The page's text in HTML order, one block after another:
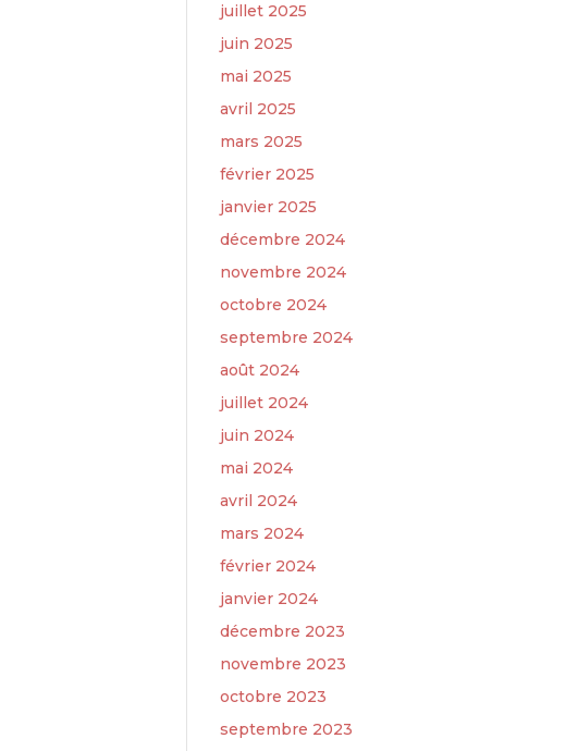
juillet 2025
juin 2025
mai 2025
avril 2025
mars 2025
février 2025
janvier 2025
décembre 2024
novembre 2024
octobre 2024
septembre 2024
août 2024
juillet 2024
juin 2024
mai 2024
avril 2024
mars 2024
février 2024
janvier 2024
décembre 2023
novembre 2023
octobre 2023
septembre 2023